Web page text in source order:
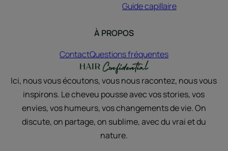
Guide capillaire
À PROPOS
ContactQuestions fréquentes
Ici, nous vous écoutons, vous nous racontez, nous vous
inspirons. Le cheveu pousse avec vos stories, vos
envies, vos humeurs, vos changements de vie. On
discute, on partage, on sublime, avec du vrai et du
nature.